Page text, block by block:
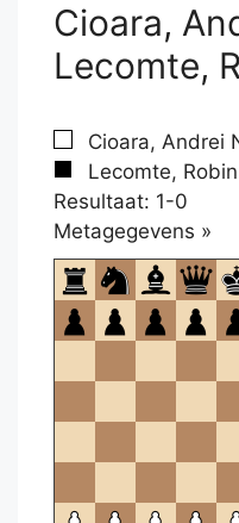
Cioara,
Lecomte,
Cioara, Andrei
Lecomte,
Resultaat: 1-0
Metagegevens »
om
te